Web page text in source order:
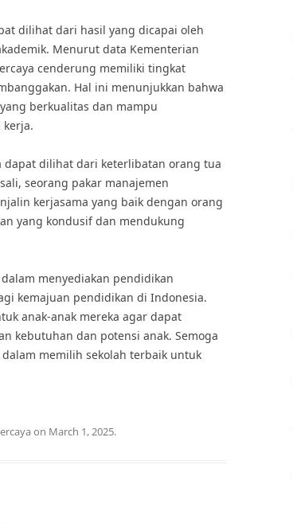
dilihat dari hasil yang dicapai oleh
Menurut data Kementerian
cenderung memiliki tingkat
Hal ini menunjukkan bahwa
berkualitas dan mampu
dapat dilihat dari keterlibatan orang tua
seorang pakar manajemen
kerjasama yang baik dengan orang
yang kondusif dan mendukung
menyediakan pendidikan
kemajuan pendidikan di Indonesia.
anak-anak mereka agar dapat
kebutuhan dan potensi anak. Semoga
memilih sekolah terbaik untuk
on March 1, 2025.